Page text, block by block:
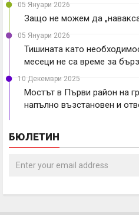
05 Януари 2026
Защо не можем да
05 Януари 2026
Тишината като
месеци не са време за
10 Декември 2025
Мостът в Първи район на
напълно възстановен и
БЮЛЕТИН